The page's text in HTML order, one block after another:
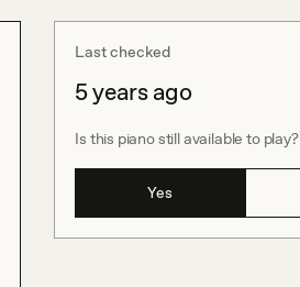
Last checked
5 years ago
Is this piano still available to play?
Yes